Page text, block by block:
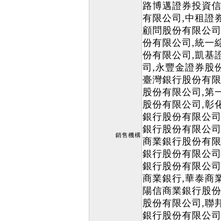
銷售機構
路博邁證券投資
有限公司,中租證
顧問股份有限公
份有限公司,統一
份有限公司,凱基
司,永豐金證券股
臺灣銀行股份有
股份有限公司,第
股份有限公司,彰
銀行股份有限公
銀行股份有限公
商業銀行股份有
銀行股份有限公
銀行股份有限公
商業銀行,華泰商
陽信商業銀行股
股份有限公司,聯
銀行股份有限公